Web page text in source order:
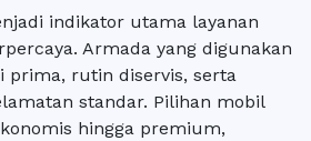
indikator utama layanan
Armada yang digunakan
prima, rutin diservis, serta
standar. Pilihan mobil
hingga premium,